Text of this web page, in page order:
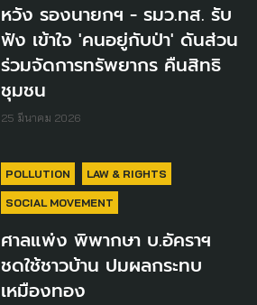
หวัง รองนายกฯ - รมว.ทส. รับ
ฟัง เข้าใจ 'คนอยู่กับป่า' ดันส่วน
ร่วมจัดการทรัพยากร คืนสิทธิ
ชุมชน
25 มีนาคม 2026
POLLUTION LAW & RIGHTS
SOCIAL MOVEMENT
ศาลแพ่ง พิพากษา บ.อัคราฯ
ชดใช้ชาวบ้าน ปมผลกระทบ
เหมืองทอง